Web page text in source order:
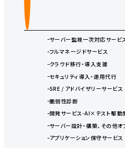
サーバー監視一次対応サービ
フルマネージドサービス
クラウド移行・導入支援
セキュリティ導入・運用代行
SRE / アドバイザリーサービス
脆弱性診断
開発サービス-AI×テスト駆動
サーバー設計・構築、その他オ
アプリケーション保守サービス